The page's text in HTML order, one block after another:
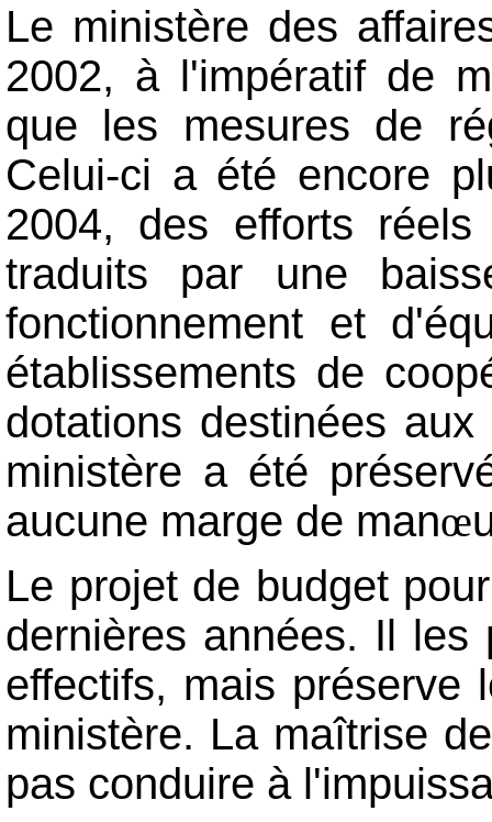
Le ministère des
2002, à l'impératif de
que les mesures de
Celui-ci a été encore
2004, des efforts
traduits par une
fonctionnement et
établissements de
dotations destinées
ministère a été
aucune marge de manœ
Le projet de budget
dernières années. Il
effectifs, mais préserve
ministère. La maîtrise
pas conduire à